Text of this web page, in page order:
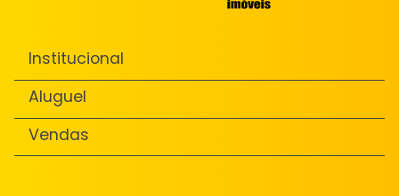
Institucional
Aluguel
Vendas